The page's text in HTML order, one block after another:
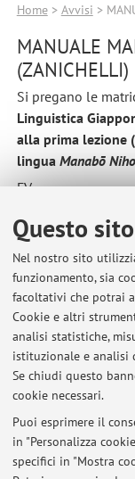
Questo
Nel nostro sito
funzionamento, sia
facoltativi che potrai
Cookie e altri
analisi statistiche,
istituzionale e analisi
Se chiudi questo
cookie necessari.
Puoi esprimere il
in "Personalizza
specifici in "Mostra
Home> Avvisi >
MANUALE
(ZANICHELLI)
Si pregano le
Linguistica
alla prima lezione
lingua Manabō
FV
MATERIALI
(2026/27) SU
Pubblicato il: 06 agosto
RICEVIMENTI LUGLIO
Pubblicato il: 16 luglio